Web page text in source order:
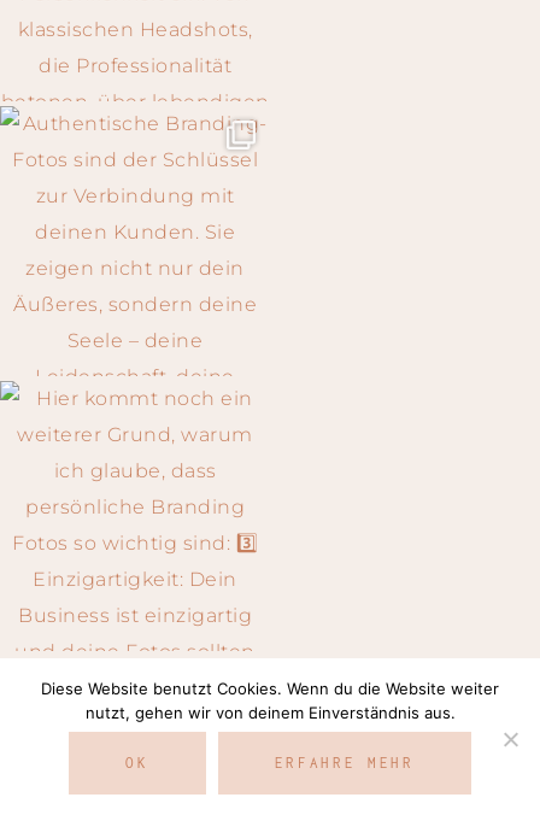
Auf Instagram folgen
COPYRIGHT © 2026 · SILVIA NEUMANN ·
Diese Website benutzt Cookies. Wenn du die Website weiter
nutzt, gehen wir von deinem Einverständnis aus.
OK ERFAHRE MEHR